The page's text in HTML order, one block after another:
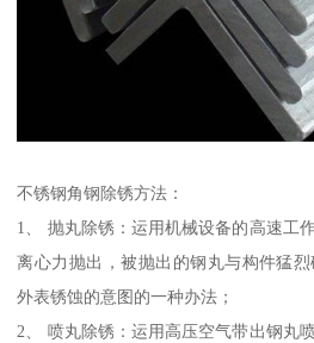
不锈钢角钢除锈方法：
1、 抛丸除锈：运用机械设备的高速工
离心力抛出，被抛出的钢丸与构件猛
外表锈蚀的意图的一种办法；
2、 喷丸除锈：运用高压空气带出钢丸